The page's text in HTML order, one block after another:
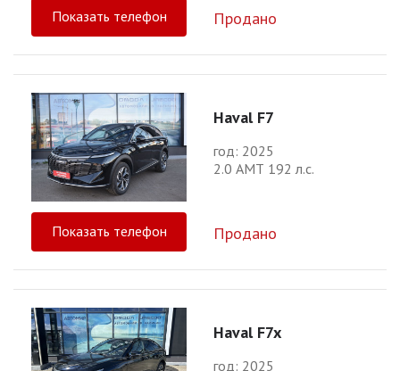
Показать телефон Продано
Haval F7
год: 2025
2.0 АМТ 192 л.с.
Показать телефон Продано
Haval F7x
год: 2025